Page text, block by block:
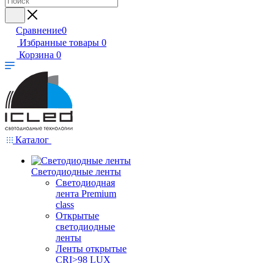
Сравнение0
Избранные товары 0
Корзина 0
Каталог
Светодиодные ленты
Светодиодная
лента Premium
class
Открытые
светодиодные
ленты
Ленты открытые
CRI>98 LUX